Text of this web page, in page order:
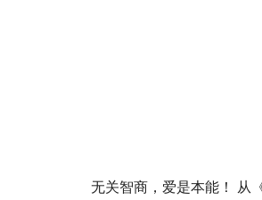
无关智商，爱是本能！ 从